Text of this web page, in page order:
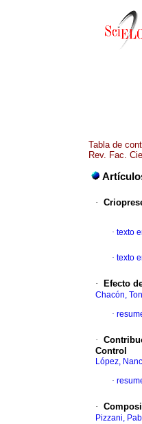
Tabla de
Rev. Fac.
·
· texto
· texto
· Efecto
Chacón,
·
·
Control
López,
·
·
Pizzani,